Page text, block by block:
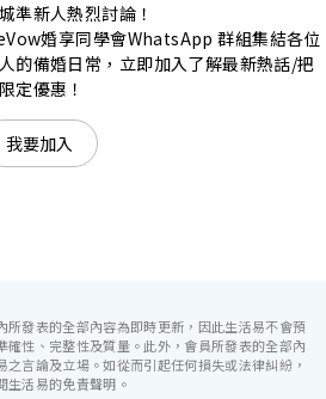
打造夢寐以求的特別日子，令
準新人熱烈討論！
婚享同學會WhatsApp 群組集結各位
的備婚日常，立即加入了解最新熱話/把
定優惠！
我要加入
所發表的全部內容為即時更新，因此生活易不會預
確性、完整性及質量。此外，會員所發表的全部內
言論及立場。如從而引起任何損失或法律糾紛，
生活易的免責聲明。